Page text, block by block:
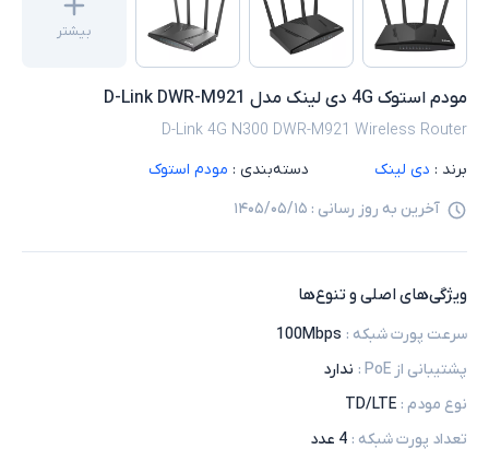
بیشتر
مودم استوک 4G دی لینک مدل D-Link DWR-M921
D-Link 4G N300 DWR-M921 Wireless Router
برند : دی لینک دسته‌بندی : مودم استوک
آخرین به روز رسانی : ۱۴۰۵/۰۵/۱۵
ویژگی‌های اصلی و تنوع‌ها
سرعت پورت شبکه :
100Mbps
پشتیبانی از PoE
: ندارد
نوع مودم :
TD/LTE
تعداد پورت شبکه : 4 عدد